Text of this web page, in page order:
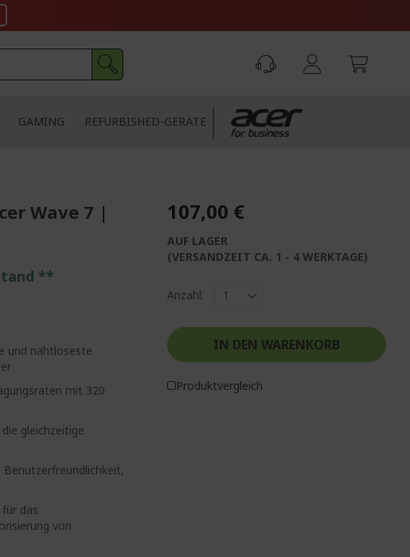
GAMING REFURBISHED-GERÄTE
Wave 7 |
**
und nahtloseste
mit 320
gleichzeitige
das
von
107,00 €
AUF LAGER
(VERSANDZEIT CA. 1 - 4 WERKTAGE)
Anzahl:
IN DEN WARENKORB
Produktvergleich